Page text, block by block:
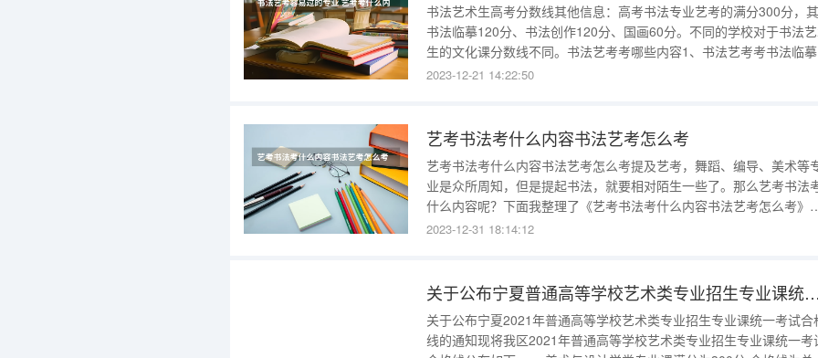
书法艺术生高考分数线其他信息：高考书法专业艺考的满分300分，
书法临摹120分、书法创作120分、国画60分。不同的学校对于书法
生的文化课分数线不同。书法艺考考哪些内容1、书法艺考考书法临
楷书、隶书、篆书、行书、草书等经典碑帖临摹与创作。2、书法艺
2023-12-21 14:22:50
艺考书法考什么内容书法艺考怎么考
艺考书法考什么内容书法艺考怎么考提及艺考，舞蹈、编导、美术等
业是众所周知，但是提起书法，就要相对陌生一些了。那么艺考书法
什么内容呢？下面我整理了《艺考书法考什么内容书法艺考怎么考》
供大家参考！1艺考书法考什么内容书法属于艺术类的一种，一般考
笔书法，几
2023-12-31 18:14:12
关于公布宁夏普通高等学校艺术类专业招生专业课统一考试合格线的通知 刘雪平
关于公布宁夏2021年普通高等学校艺术类专业招生专业课统一考试合
线的通知现将我区2021年普通高等学校艺术类专业招生专业课统一考